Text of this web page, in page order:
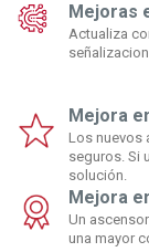
Mejoras
Actualiza
Mejora
Los nuevos
seguros. Si
solución.
Mejora
Un
una mayor